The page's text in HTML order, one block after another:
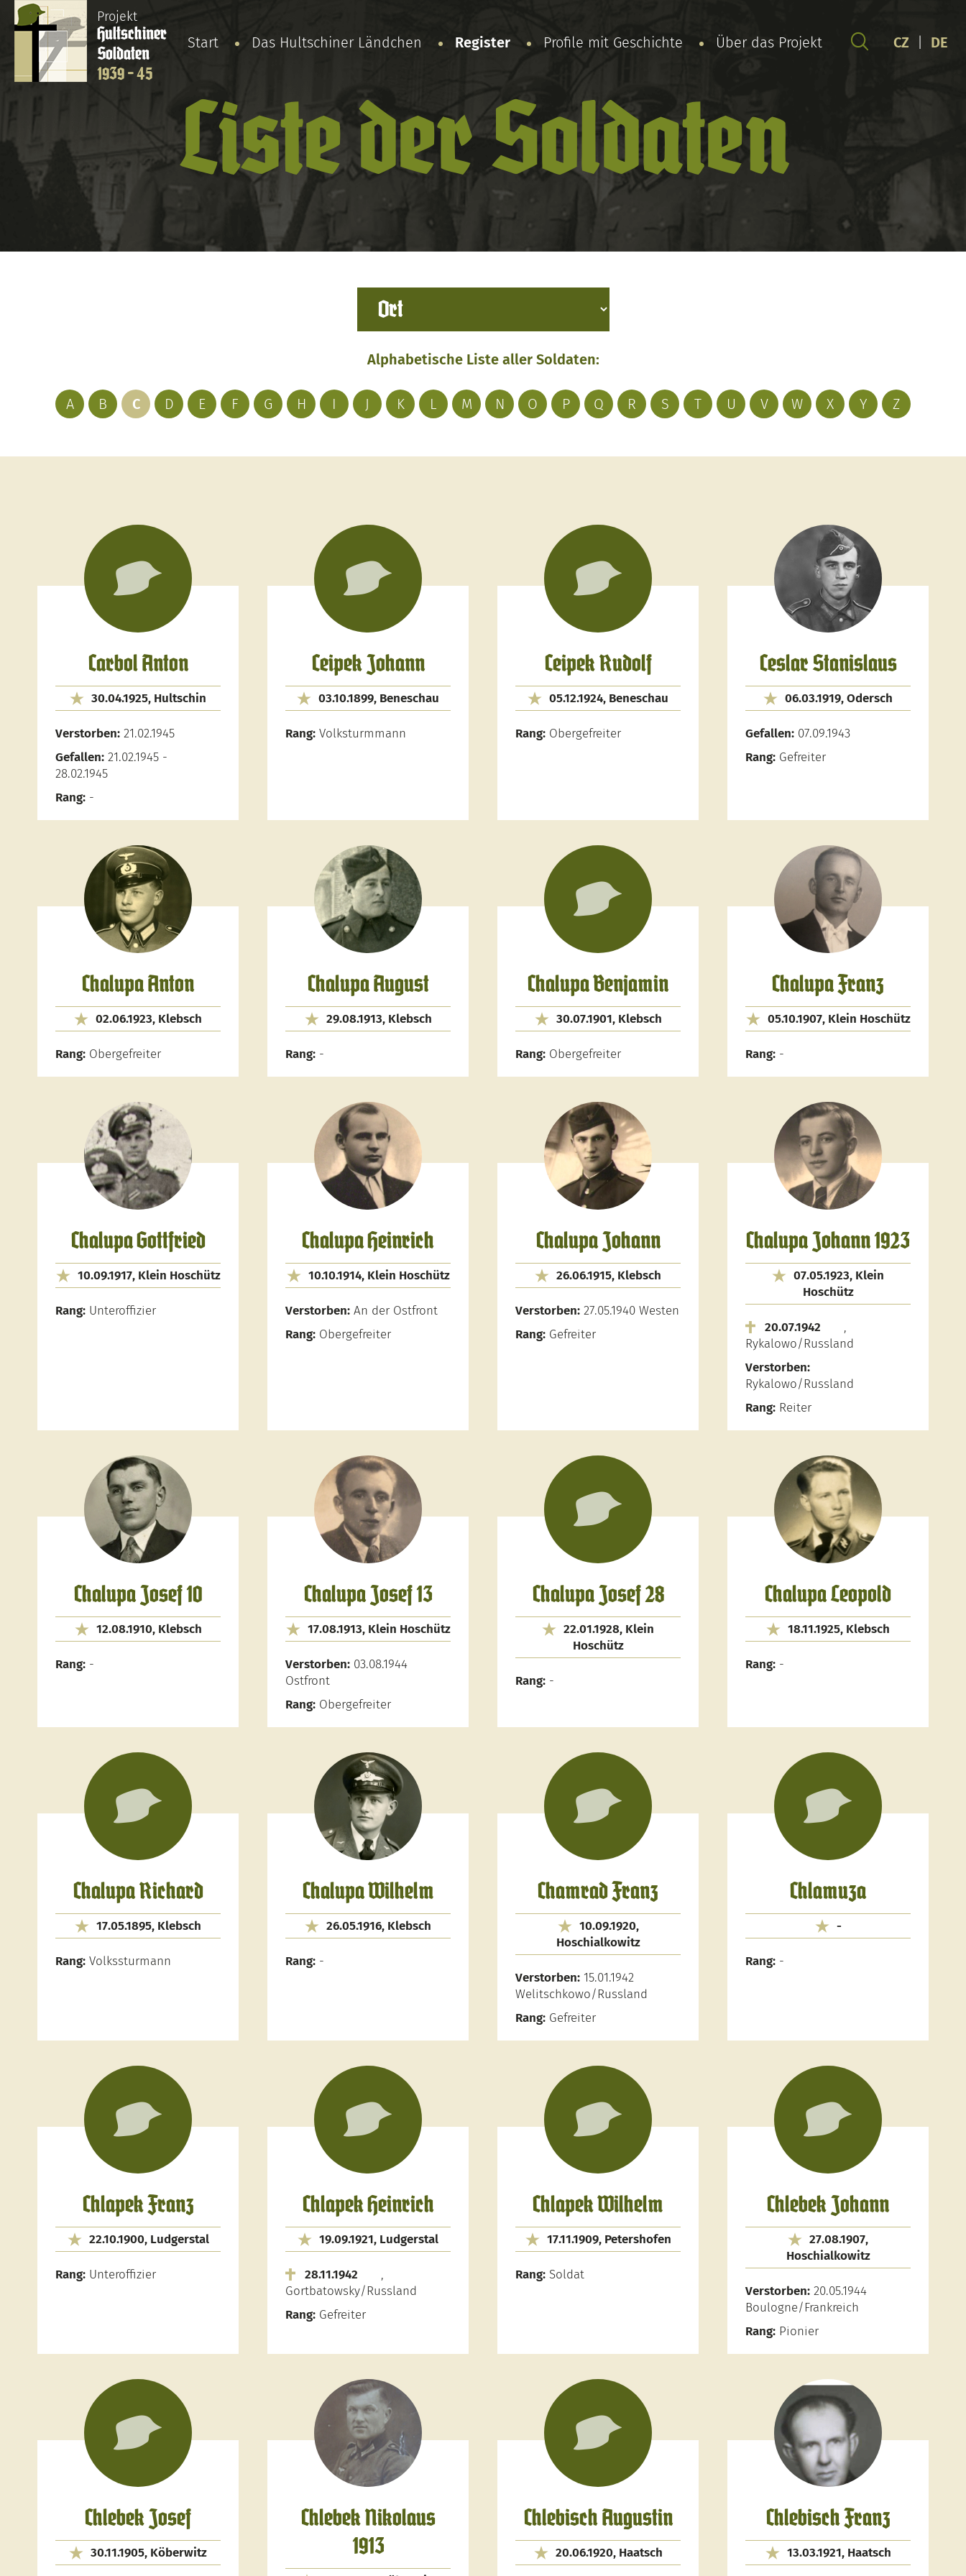
Projekt
Hultschiner
Soldaten
1939 - 45
Start Das Hultschiner Ländchen Register Profile mit Geschichte Über das Projekt CZ DE
Liste der Soldaten
Alphabetische Liste aller Soldaten:
A B C D E F G H I J K L M N O P Q R S T U V W X Y Z
Carbol Anton
30.04.1925, Hultschin
Verstorben: 21.02.1945
Gefallen: 21.02.1945 -
28.02.1945
Rang: -
Ceipek Johann
03.10.1899, Beneschau
Rang: Volksturmmann
Ceipek Rudolf
05.12.1924, Beneschau
Rang: Obergefreiter
Ceslar Stanislaus
06.03.1919, Odersch
Gefallen: 07.09.1943
Rang: Gefreiter
Chalupa Anton
02.06.1923, Klebsch
Rang: Obergefreiter
Chalupa August
29.08.1913, Klebsch
Rang: -
Chalupa Benjamin
30.07.1901, Klebsch
Rang: Obergefreiter
Chalupa Franz
05.10.1907, Klein Hoschütz
Rang: -
Chalupa Gottfried
10.09.1917, Klein Hoschütz
Rang: Unteroffizier
Chalupa Heinrich
10.10.1914, Klein Hoschütz
Verstorben: An der Ostfront
Rang: Obergefreiter
Chalupa Johann
26.06.1915, Klebsch
Verstorben: 27.05.1940 Westen
Rang: Gefreiter
Chalupa Johann 1923
07.05.1923, Klein
Hoschütz
20.07.1942
,
Rykalowo/Russland
Verstorben:
Rykalowo/Russland
Rang: Reiter
Chalupa Josef 10
12.08.1910, Klebsch
Rang: -
Chalupa Josef 13
17.08.1913, Klein Hoschütz
Verstorben: 03.08.1944
Ostfront
Rang: Obergefreiter
Chalupa Josef 28
22.01.1928, Klein
Hoschütz
Rang: -
Chalupa Leopold
18.11.1925, Klebsch
Rang: -
Chalupa Richard
17.05.1895, Klebsch
Rang: Volkssturmann
Chalupa Wilhelm
26.05.1916, Klebsch
Rang: -
Chamrad Franz
10.09.1920,
Hoschialkowitz
Verstorben: 15.01.1942
Welitschkowo/Russland
Rang: Gefreiter
Chlamuza
-
Rang: -
Chlapek Franz
22.10.1900, Ludgerstal
Rang: Unteroffizier
Chlapek Heinrich
19.09.1921, Ludgerstal
28.11.1942
,
Gortbatowsky/Russland
Rang: Gefreiter
Chlapek Wilhelm
17.11.1909, Petershofen
Rang: Soldat
Chlebek Johann
27.08.1907,
Hoschialkowitz
Verstorben: 20.05.1944
Boulogne/Frankreich
Rang: Pionier
Chlebek Josef
30.11.1905, Köberwitz
Chlebek Nikolaus
1913
Chlebisch Augustin
20.06.1920, Haatsch
Chlebisch Franz
13.03.1921, Haatsch